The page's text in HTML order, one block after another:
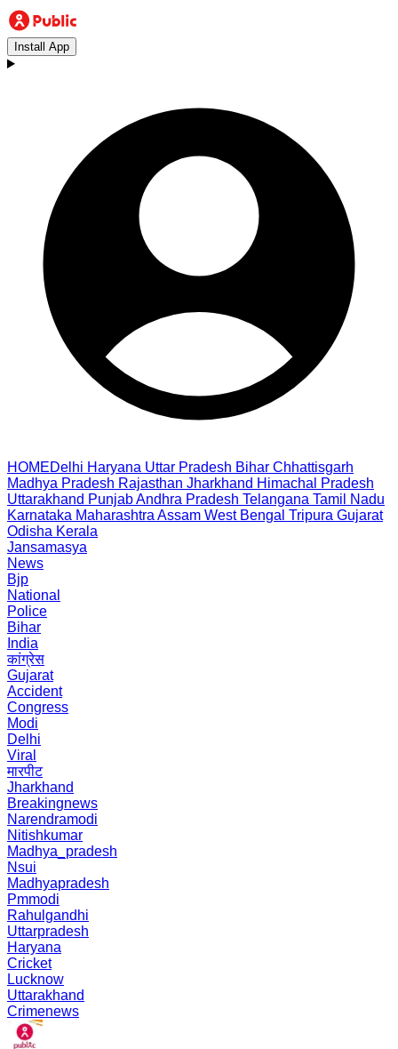
Install App
HOMEDelhi Haryana Uttar Pradesh Bihar Chhattisgarh
Madhya Pradesh Rajasthan Jharkhand Himachal Pradesh
Uttarakhand PunjabAndhra Pradesh Telangana Tamil Nadu
Karnataka Maharashtra Assam West Bengal Tripura Gujarat
Odisha Kerala
Jansamasya
News
Bjp
National
Police
Bihar
India
कांग्रेस
Gujarat
Accident
Congress
Modi
Delhi
Viral
मारपीट
Jharkhand
Breakingnews
Narendramodi
Nitishkumar
Madhya_pradesh
Nsui
Madhyapradesh
Pmmodi
Rahulgandhi
Uttarpradesh
Haryana
Cricket
Lucknow
Uttarakhand
Crimenews